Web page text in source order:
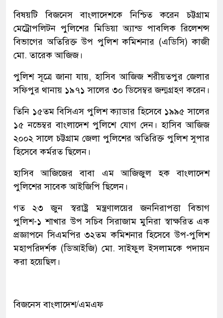
বিষয়টি বিজনেস বাংলাদেশকে নিশ্চিত করেন চট্টগ্রাম
মেট্রোপলিটন পুলিশের মিডিয়া অ্যান্ড পাবলিক রিলেশন্স
বিভাগের অতিরিক্ত উপ পুলিশ কমিশনার (এডিসি) কাজী
মো. তারেক আজিজ।
পুলিশ সূত্রে জানা যায়, হাসিব আজিজ শরীয়তপুর জেলার
সফিপুর থানায় ১৯৭১ সালের ৩০ ডিসেম্বর জন্মগ্রহণ করেন।
তিনি ১৫তম বিসিএস পুলিশ ক্যাডার হিসেবে ১৯৯৫ সালের
১৫ নভেম্বর বাংলাদেশ পুলিশে যোগ দেন। হাসিব আজিজ
২০০২ সালে চট্টগ্রাম জেলা পুলিশের অতিরিক্ত পুলিশ সুপার
হিসেবে কর্মরত ছিলেন।
হাসিব আজিজের বাবা এম আজিজুল হক বাংলাদেশ
পুলিশের সাবেক আইজিপি ছিলেন।
গত ২৩ জুন স্বরাষ্ট্র মন্ত্রণালয়ের জননিরাপত্তা বিভাগ
পুলিশ-১ শাখার উপ সচিব সিরাজাম মুনিরা স্বাক্ষরিত এক
প্রজ্ঞাপনে সিএমপির ৩২তম কমিশনার হিসেবে উপ-পুলিশ
মহাপরিদর্শক (ডিআইজি) মো. সাইফুল ইসলামকে পদায়ন
করা হয়েছিল।
বিজনেস বাংলাদেশ/এমএফ